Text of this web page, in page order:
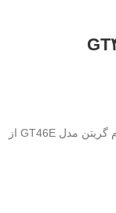
معرفی مودم 4G رومیزی گریتن مدل GT46E : مودم گریتن مدل GT46E از